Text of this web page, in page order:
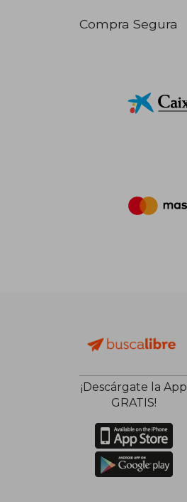
Compra Segura
¡Descárgate la App
GRATIS!